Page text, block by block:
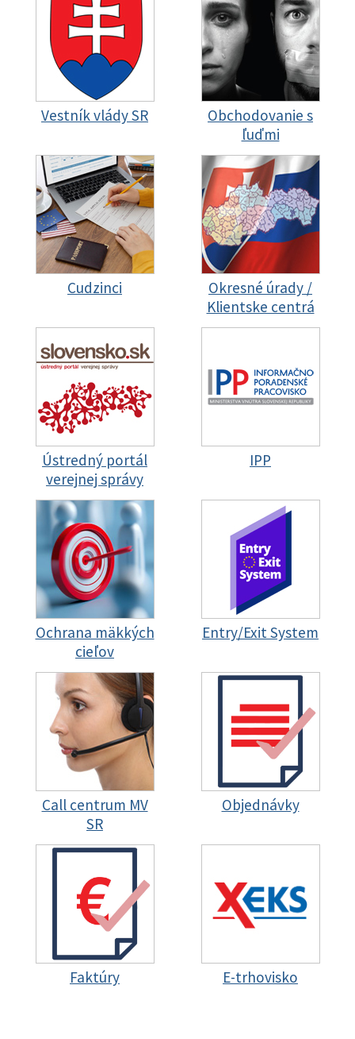
Vestník vlády SR
Obchodovanie s
ľuďmi
Cudzinci
Okresné úrady /
Klientske centrá
Ústredný portál
verejnej správy
IPP
Ochrana mäkkých
cieľov
Entry/Exit System
Call centrum MV
SR
Objednávky
Faktúry E-trhovisko